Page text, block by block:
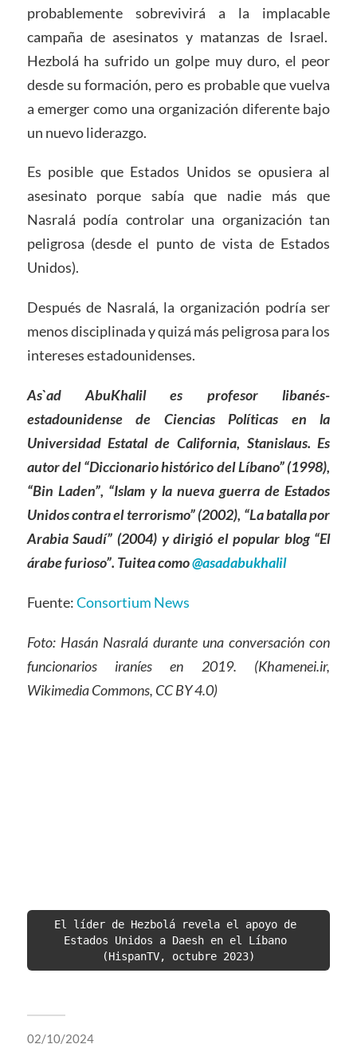
probablemente sobrevivirá a la implacable
campaña de asesinatos y matanzas de Israel.
Hezbolá ha sufrido un golpe muy duro, el peor
desde su formación, pero es probable que vuelva
a emerger como una organización diferente bajo
un nuevo liderazgo.
Es posible que Estados Unidos se opusiera al
asesinato porque sabía que nadie más que
Nasralá podía controlar una organización tan
peligrosa (desde el punto de vista de Estados
Unidos).
Después de Nasralá, la organización podría ser
menos disciplinada y quizá más peligrosa para los
intereses estadounidenses.
As`ad AbuKhalil es profesor libanés-
estadounidense de Ciencias Políticas en la
Universidad Estatal de California, Stanislaus. Es
autor del “Diccionario histórico del Líbano” (1998),
“Bin Laden”, “Islam y la nueva guerra de Estados
Unidos contra el terrorismo” (2002), “La batalla por
Arabia Saudí” (2004) y dirigió el popular blog “El
árabe furioso”. Tuitea como@asadabukhalil
Fuente:Consortium News
Foto: Hasán Nasralá durante una conversación con
funcionarios iraníes en 2019. (Khamenei.ir,
Wikimedia Commons, CC BY 4.0)
El líder de Hezbolá revela el apoyo de
Estados Unidos a Daesh en el Líbano
(HispanTV, octubre 2023)
02/10/2024